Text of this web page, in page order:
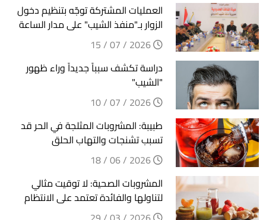
العمليات المشتركة توجّه بتنظيم دخول
الزوار بـ"منفذ الشيب" على مدار الساعة
دراسة تكشف سبباً جديداً وراء ظهور
"الشيب"
طبيبة: المشروبات المثلجة في الحر قد
تسبب تشنجات والتهاب الحلق
المشروبات الصحية: لا توقيت مثالي
لتناولها والفائدة تعتمد على الانتظام